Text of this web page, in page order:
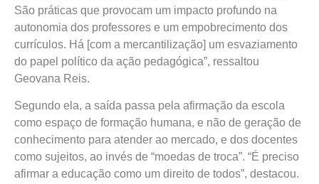
São práticas que provocam um impacto profundo na
autonomia dos professores e um empobrecimento dos
currículos. Há [com a mercantilização] um esvaziamento
do papel político da ação pedagógica”, ressaltou
Geovana Reis.
Segundo ela, a saída passa pela afirmação da escola
como espaço de formação humana, e não de geração de
conhecimento para atender ao mercado, e dos docentes
como sujeitos, ao invés de “moedas de troca”. “É preciso
afirmar a educação como um direito de todos”, destacou.